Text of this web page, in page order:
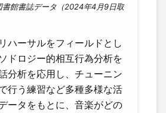
書館書誌データ（2024年4月9日取
ハーサルをフィールドとし
ドロジー的相互行為分析を
分析を応用し、チューニン
行う練習など多種多様な活
ータをもとに、音楽がどの